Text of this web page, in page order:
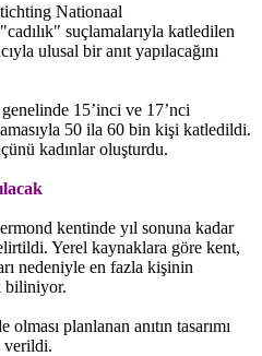
Nationaal
suçlamalarıyla katledilen
ulusal bir anıt yapılacağını
15’inci ve 17’nci
50 ila 60 bin kişi katledildi.
kadınlar oluşturdu.
kentinde yıl sonuna kadar
Yerel kaynaklara göre kent,
nedeniyle en fazla kişinin
biliniyor.
planlanan anıtın tasarımı
verildi.